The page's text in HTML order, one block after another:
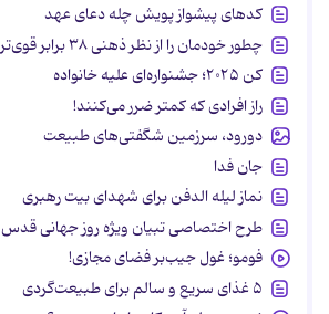
کدهای پیشواز پویش چله دعای عهد
چطور خودمان را از نظر ذهنی ۳۸ برابر قوی‌تر کنیم؟
کن ۲۰۲۵؛ جشنواره‌ای علیه خانواده
راز افرادی که کمتر ضرر می‌کنند!
دورود، سرزمین شگفتی‌های طبیعت
جان فدا
نماز لیله الدفن برای شهدای بیت رهبری
طرح اختصاصی تبیان ویژه روز جهانی قدس
فومو؛ غول جیب‌بر فضای مجازی!
۵ غذای سریع و سالم برای طبیعت‌گردی